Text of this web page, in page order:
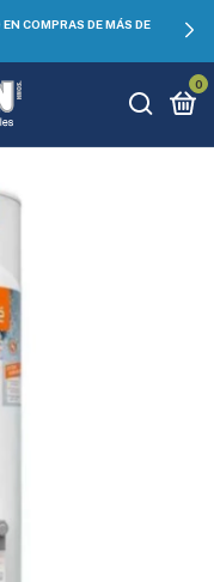
COMPRAS DE MÁS DE
0